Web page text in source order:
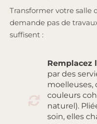
Transformer votre salle
demande pas de
suffisent :
Remplacez
par des
moelleuses,
couleurs
naturel).
soin, elles